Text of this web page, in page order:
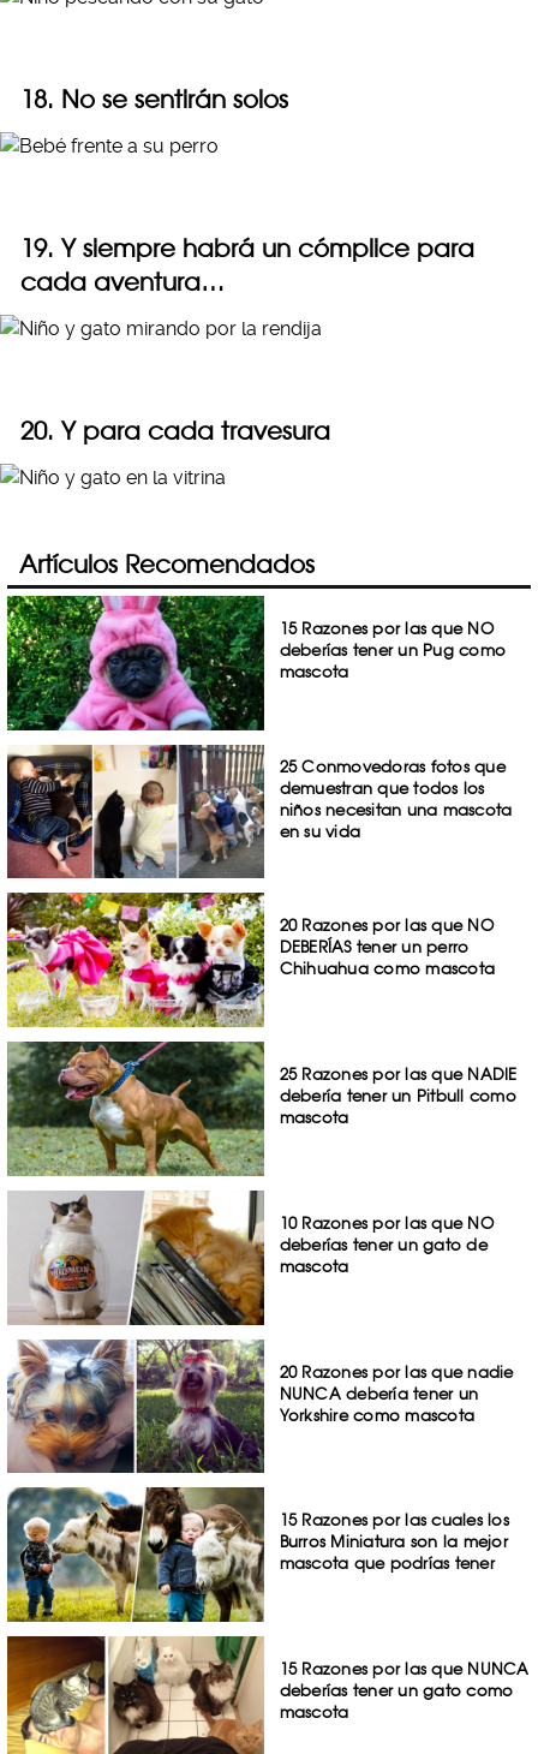
18. No se sentirán solos
19. Y siempre habrá un cómplice para
cada aventura…
20. Y para cada travesura
Artículos Recomendados
15 Razones por las que NO
deberías tener un Pug como
mascota
25 Conmovedoras fotos que
demuestran que todos los
niños necesitan una mascota
en su vida
20 Razones por las que NO
DEBERÍAS tener un perro
Chihuahua como mascota
25 Razones por las que NADIE
debería tener un Pitbull como
mascota
10 Razones por las que NO
deberías tener un gato de
mascota
20 Razones por las que nadie
NUNCA debería tener un
Yorkshire como mascota
15 Razones por las cuales los
Burros Miniatura son la mejor
mascota que podrías tener
15 Razones por las que NUNCA
deberías tener un gato como
mascota